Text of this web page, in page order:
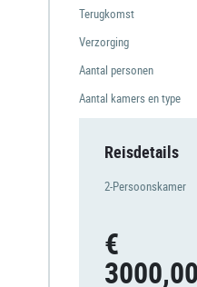
Terugkomst
Verzorging
Aantal personen
Aantal kamers en type
Reisdetails
2-Persoonskamer
€
3000,00